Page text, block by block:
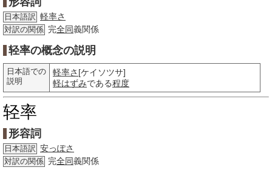
日本語訳 軽率さ
対訳の関係 完全同義関係
轻率の概念の説明
日本語での
説明
軽率さ [ケイソツサ]
軽はずみである程度
轻率
形容詞
日本語訳 安っぽさ
対訳の関係 完全同義関係